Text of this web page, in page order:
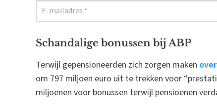
Schandalige bonussen bij ABP
Terwijl gepensioneerden zich zorgen maken
om 797 miljoen euro uit te trekken voor
miljoenen voor bonussen terwijl pensioenen